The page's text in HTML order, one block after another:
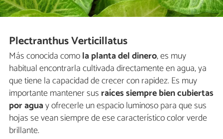
Plectranthus Verticillatus
Más conocida comola planta del dinero, es muy
habitual encontrarla cultivada directamente en agua, ya
que tiene la capacidad de crecer con rapidez. Es muy
importante mantener sus raíces siempre bien cubiertas
por aguay ofrecerle un espacio luminoso para que sus
hojas se vean siempre de ese característico color verde
brillante.